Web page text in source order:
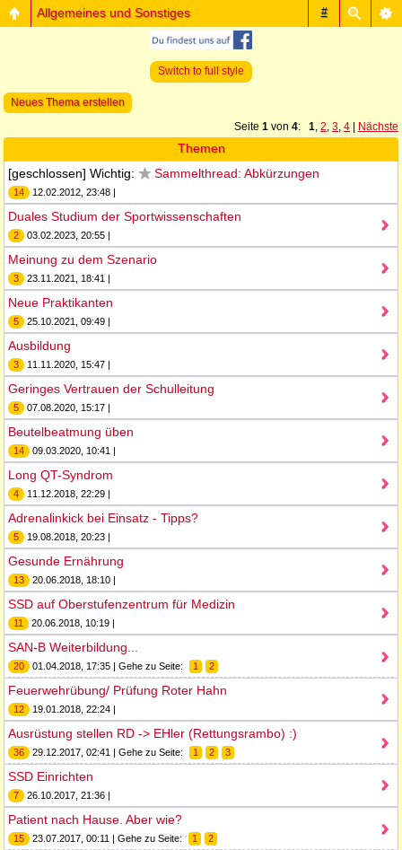
#
Allgemeines und Sonstiges
Switch to full style
Neues Thema erstellen
Seite 1 von 4: 1, 2, 3, 4 Nächste
Themen
[geschlossen] Wichtig:
Sammelthread: Abkürzungen
14 12.02.2012, 23:48 |
Duales Studium der Sportwissenschaften
2 03.02.2023, 20:55 |
Meinung zu dem Szenario
3 23.11.2021, 18:41 |
Neue Praktikanten
5 25.10.2021, 09:49 |
Ausbildung
3 11.11.2020, 15:47 |
Geringes Vertrauen der Schulleitung
5 07.08.2020, 15:17 |
Beutelbeatmung üben
14 09.03.2020, 10:41 |
Long QT-Syndrom
4 11.12.2018, 22:29 |
Adrenalinkick bei Einsatz - Tipps?
5 19.08.2018, 20:23 |
Gesunde Ernährung
13 20.06.2018, 18:10 |
SSD auf Oberstufenzentrum für Medizin
11 20.06.2018, 10:19 |
SAN-B Weiterbildung...
20 01.04.2018, 17:35 | Gehe zu Seite: 1 2
Feuerwehrübung/ Prüfung Roter Hahn
12 19.01.2018, 22:24 |
Ausrüstung stellen RD -> EHler (Rettungsrambo) :)
36 29.12.2017, 02:41 | Gehe zu Seite: 1 2 3
SSD Einrichten
7 26.10.2017, 21:36 |
Patient nach Hause. Aber wie?
15 23.07.2017, 00:11 | Gehe zu Seite: 1 2